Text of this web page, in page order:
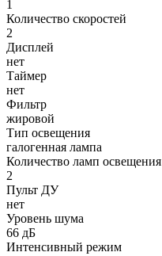
1
Количество скоростей
2
Дисплей
нет
Таймер
нет
Фильтр
жировой
Тип освещения
галогенная лампа
Количество ламп освещения
2
Пульт ДУ
нет
Уровень шума
66 дБ
Интенсивный режим